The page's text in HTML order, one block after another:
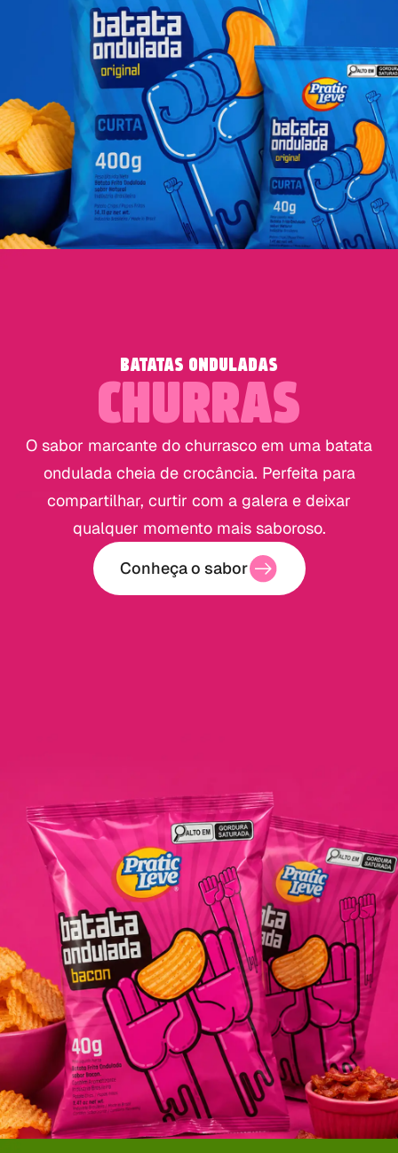
BATATAS ONDULADAS
CHURRAS
O sabor marcante do churrasco em uma batata
ondulada cheia de crocância. Perfeita para
compartilhar, curtir com a galera e deixar
qualquer momento mais saboroso.
Conheça o sabor